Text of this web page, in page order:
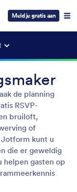
Meld je gratis aan
de planning
RSVP-
bruiloft,
of
kunt u
die er geweldig
helpen gasten op